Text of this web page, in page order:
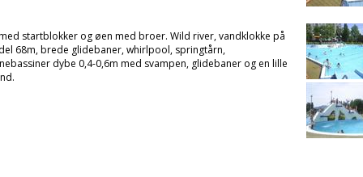
startblokker og øen med broer. Wild river, vandklokke på
68m, brede glidebaner, whirlpool, springtårn,
dybe 0,4-0,6m med svampen, glidebaner og en lille